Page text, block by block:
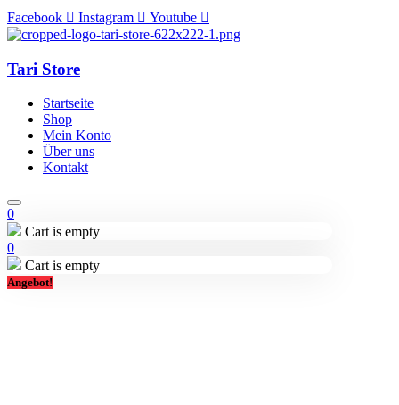
Facebook Instagram Youtube
Tari Store
Startseite
Shop
Mein Konto
Über uns
Kontakt
0
Cart is empty
0
Cart is empty
Angebot!